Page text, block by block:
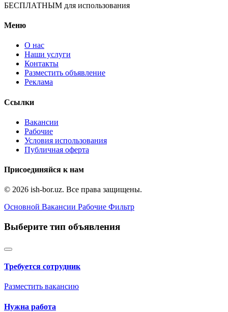
БЕСПЛАТНЫМ для использования
Меню
О нас
Наши услуги
Контакты
Разместить объявление
Реклама
Ссылки
Вакансии
Рабочие
Условия использования
Публичная оферта
Присоединяйся к нам
© 2026 ish-bor.uz. Все права защищены.
Основной Вакансии Рабочие Фильтр
Выберите тип объявления
Требуется сотрудник
Разместить вакансию
Нужна работа